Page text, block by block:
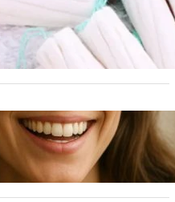
O analiză profundă
de metale toxice
protejează inima:
despre beneficiile